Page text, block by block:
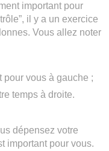
important pour
il y a un exercice
Vous allez noter
pour vous à gauche ;
temps à droite.
dépensez votre
important pour vous.